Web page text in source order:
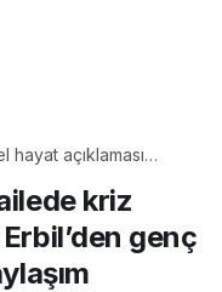
hayat açıklaması
Ali Erbil’den genç
aşk dolu
kriz
genç